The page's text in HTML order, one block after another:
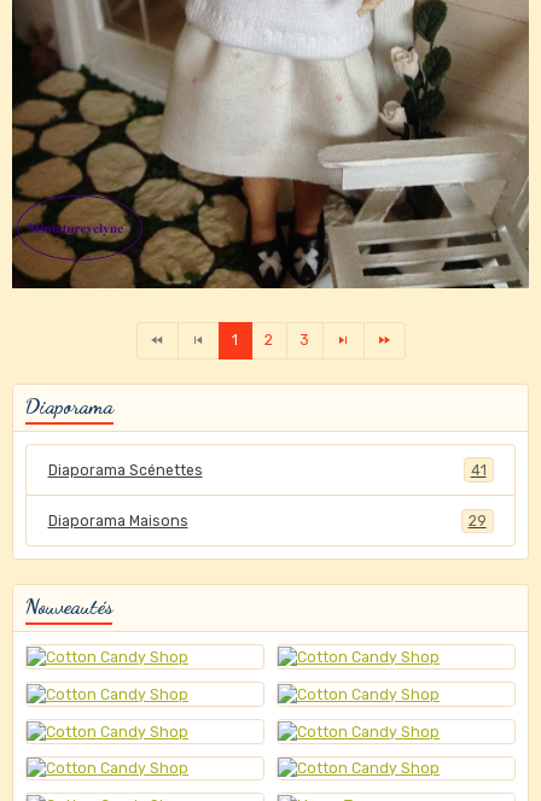
1 2 3
Diaporama
Diaporama Scénettes 41
Diaporama Maisons 29
Nouveautés